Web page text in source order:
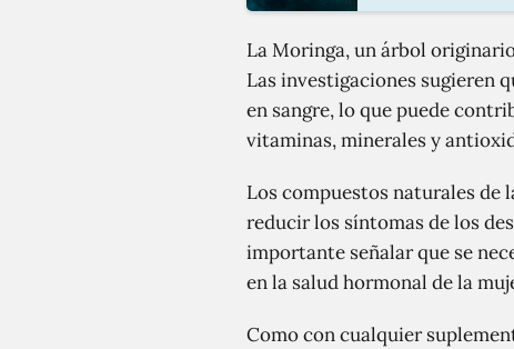
La Moringa, un árbol
Las investigaciones sugieren
en sangre, lo que puede
vitaminas, minerales y
Los compuestos naturales de
reducir los síntomas de los
importante señalar que se
en la salud hormonal de la
Como con cualquier